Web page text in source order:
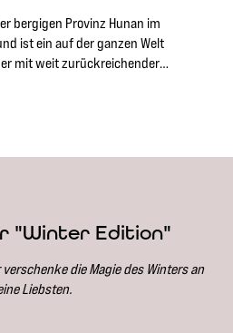
bergigen Provinz Hunan im
ist ein auf der ganzen Welt
mit weit zurückreichender
“wertvolle Augenbraue”,
einer klassischen,
Der Tee zeichnet sich
von einer Tasse
(Camellia sinensis) aus
| Nach Fairtrade
EU-Landwirtschaft | Öko-
"Winter Edition"
die Magie des Winters an
Liebsten.